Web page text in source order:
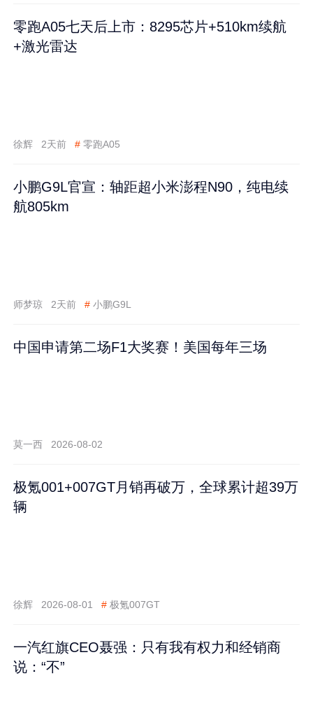
零跑A05七天后上市：8295芯片+510km续航
+激光雷达
徐辉 2天前 # 零跑A05
小鹏G9L官宣：轴距超小米澎程N90，纯电续
航805km
师梦琼 2天前 # 小鹏G9L
中国申请第二场F1大奖赛！美国每年三场
莫一西 2026-08-02
极氪001+007GT月销再破万，全球累计超39万
辆
徐辉 2026-08-01 # 极氪007GT
一汽红旗CEO聂强：只有我有权力和经销商
说：“不”